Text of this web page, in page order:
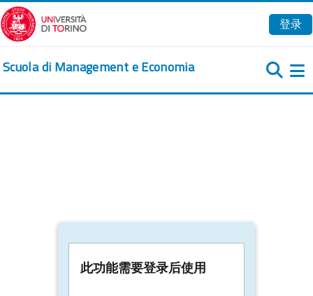
跳到主要内容
登录
Scuola di Management e Economia
此功能需要登录后使用